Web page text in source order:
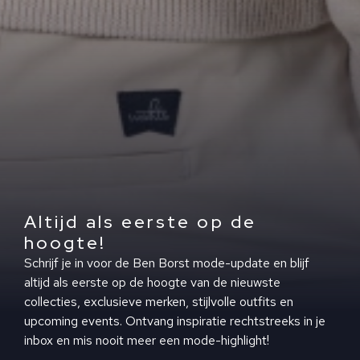
Altijd als eerste op de
hoogte!
Schrijf je in voor de Ben Borst mode-update en blijf
altijd als eerste op de hoogte van de nieuwste
collecties, exclusieve merken, stijlvolle outfits en
upcoming events. Ontvang inspiratie rechtstreeks in je
inbox en mis nooit meer een mode-highlight!